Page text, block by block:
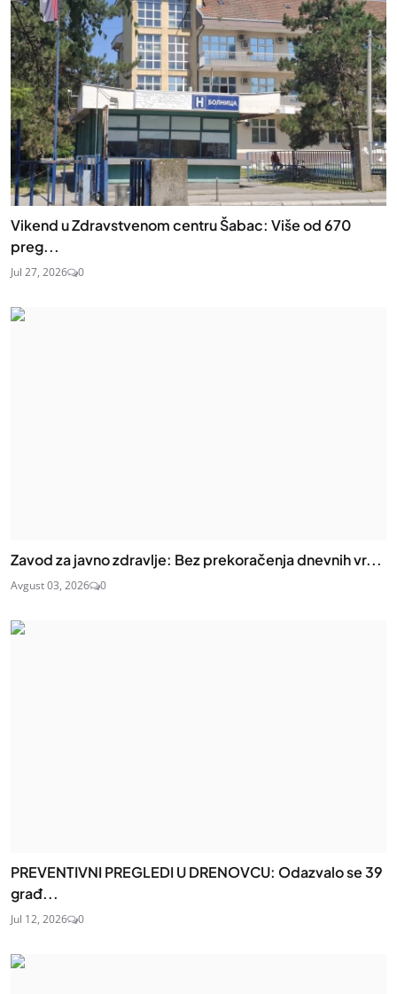
Vikend u Zdravstvenom centru Šabac: Više od 670
preg...
Jul 27, 2026 0
Zavod za javno zdravlje: Bez prekoračenja dnevnih vr...
Avgust 03, 2026 0
PREVENTIVNI PREGLEDI U DRENOVCU: Odazvalo se 39
građ...
Jul 12, 2026 0